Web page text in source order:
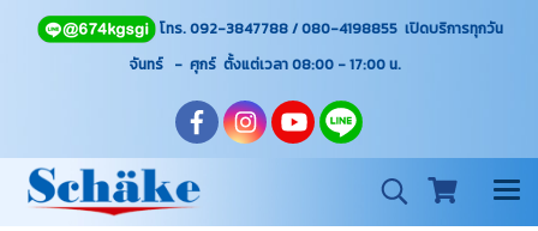
โทร. 092-3847788 / 080-4198855 เปิดบริการทุกวัน
จันทร์ - ศุกร์ ตั้งแต่เวลา 08:00 - 17:00น.